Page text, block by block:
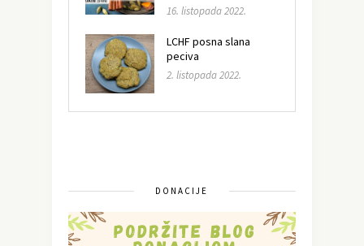
16. listopada 2022.
LCHF posna slana
peciva
2. listopada 2022.
DONACIJE